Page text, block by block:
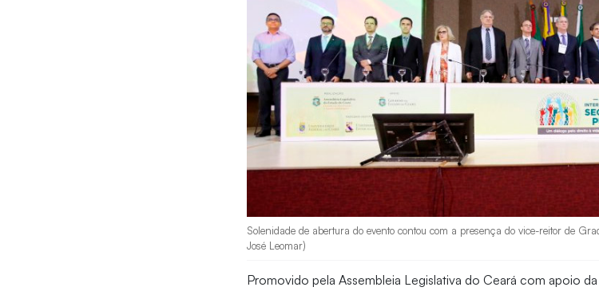
Solenidade de abertura do evento contou com a presença do vice-reitor de
José Leomar)
Promovido pela Assembleia Legislativa do Ceará com apoio